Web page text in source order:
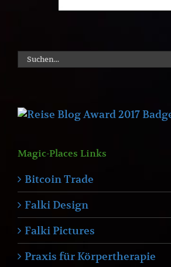
Suche
nach:
Magic-Places Links
Bitcoin Trade
Falki Design
Falki Pictures
Praxis für Körpertherapie